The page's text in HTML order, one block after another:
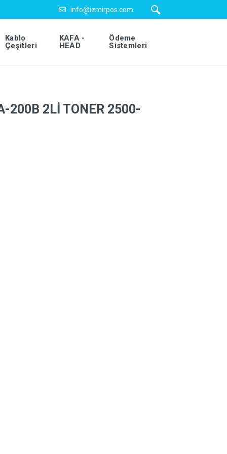
info@izmirpos.com
Kablo
Çeşitleri
KAFA -
HEAD
Ödeme
Sistemleri
200B 2Lİ TONER 2500-